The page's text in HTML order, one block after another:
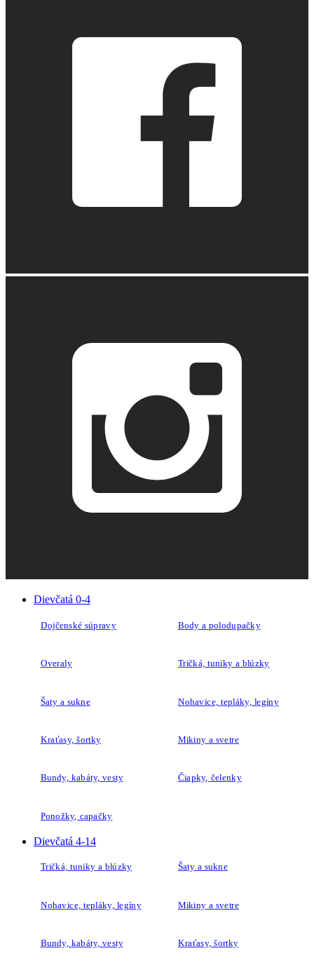
Dievčatá 0-4
Dojčenské súpravy Body a polodupačky
Overaly Tričká, tuniky a blúzky
Šaty a sukne Nohavice, tepláky, legíny
Kraťasy, šortky Mikiny a svetre
Bundy, kabáty, vesty Čiapky, čelenky
Ponožky, capačky
Dievčatá 4-14
Tričká, tuniky a blúzky Šaty a sukne
Nohavice, tepláky, legíny Mikiny a svetre
Bundy, kabáty, vesty Kraťasy, šortky